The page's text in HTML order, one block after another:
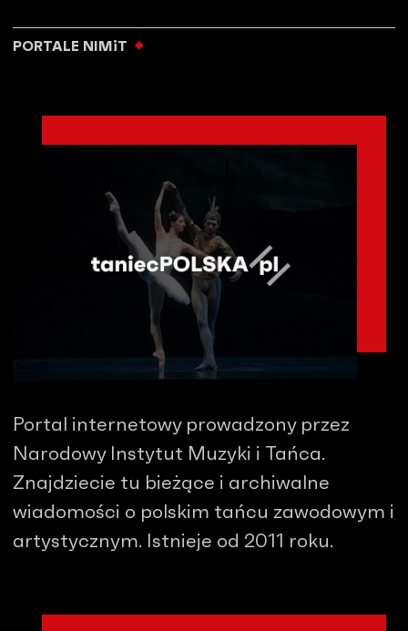
PORTALE NIMiT
Portal internetowy prowadzony przez
Narodowy Instytut Muzyki i Tańca.
Znajdziecie tu bieżące i archiwalne
wiadomości o polskim tańcu zawodowym i
artystycznym. Istnieje od 2011 roku.